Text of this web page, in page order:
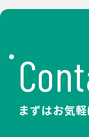
まずはお気